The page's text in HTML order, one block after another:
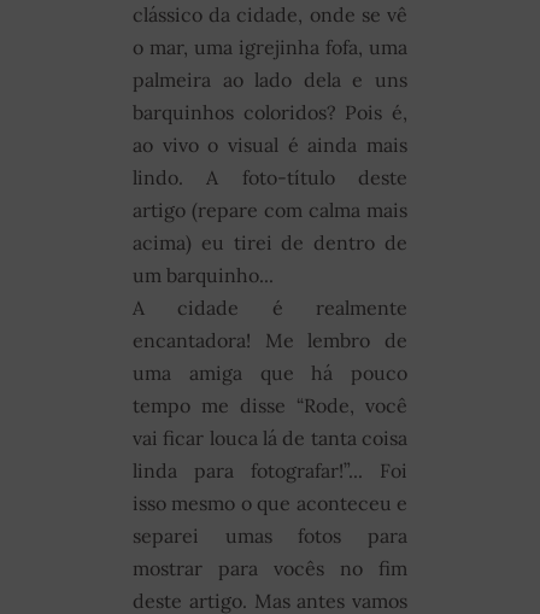
clássico da cidade, onde se vê
o mar, uma igrejinha fofa, uma
palmeira ao lado dela e uns
barquinhos coloridos? Pois é,
ao vivo o visual é ainda mais
lindo. A foto-título deste
artigo (repare com calma mais
acima) eu tirei de dentro de
um barquinho...
A cidade é realmente
encantadora! Me lembro de
uma amiga que há pouco
tempo me disse “Rode, você
vai ficar louca lá de tanta coisa
linda para fotografar!”... Foi
isso mesmo o que aconteceu e
separei umas fotos para
mostrar para vocês no fim
deste artigo. Mas antes vamos